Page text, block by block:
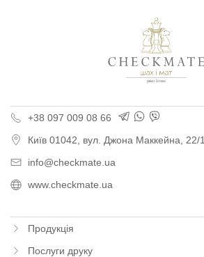
+38 097 009 08 66
Київ 01042, вул. Джона Маккейна, 22/1
info@checkmate.ua
www.checkmate.ua
Продукція
Послуги друку